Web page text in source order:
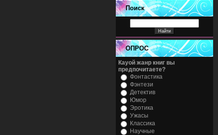
Поиск
ОПРОС
Кауой жанр книг вы
предпочитаете?
Фонтастика
Фэнтези
Детектив
Юмор
Эротика
Ужасы
Классика
Научные